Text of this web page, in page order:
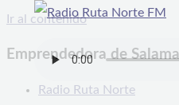
Ir al contenido
Emprendedora de
Radio Ruta Norte